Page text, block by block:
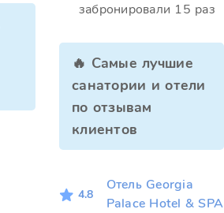
забронировали 15 раз
🔥 Самые лучшие
санатории и отели
по отзывам
клиентов
4.8
Отель Georgia
Palace Hotel & SPA